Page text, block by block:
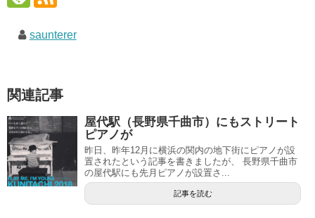
saunterer
関連記事
屋代駅（長野県千曲市）にもストリート
ピアノが
昨日、昨年12月に横浜の関内の地下街にピアノが設
置されたという記事を書きましたが、 長野県千曲市
の屋代駅にも先月ピアノが設置さ...
記事を読む